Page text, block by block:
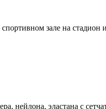
зале на
нейлона, эластана с